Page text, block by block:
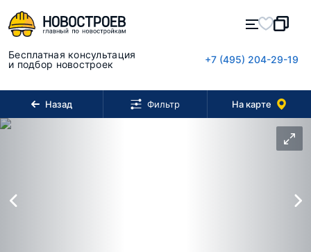
Бесплатная консультация
и подбор новостроек
+7 (495) 204-29-19
Назад Фильтр На карте